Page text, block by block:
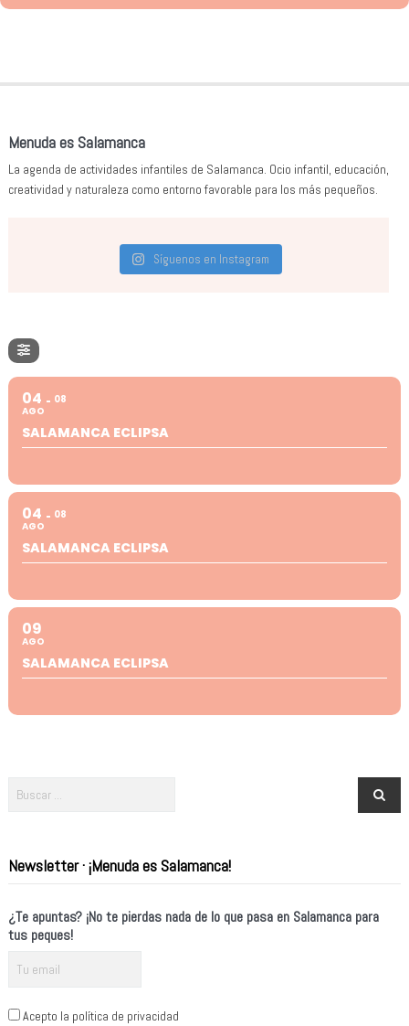
Menuda es Salamanca
La agenda de actividades infantiles de Salamanca. Ocio infantil, educación,
creatividad y naturaleza como entorno favorable para los más pequeños.
Síguenos en Instagram
04
AGO
08
SALAMANCA ECLIPSA
04
AGO
08
SALAMANCA ECLIPSA
09
AGO
SALAMANCA ECLIPSA
Newsletter · ¡Menuda es Salamanca!
¿Te apuntas? ¡No te pierdas nada de lo que pasa en Salamanca para
tus peques!
Acepto la política de privacidad